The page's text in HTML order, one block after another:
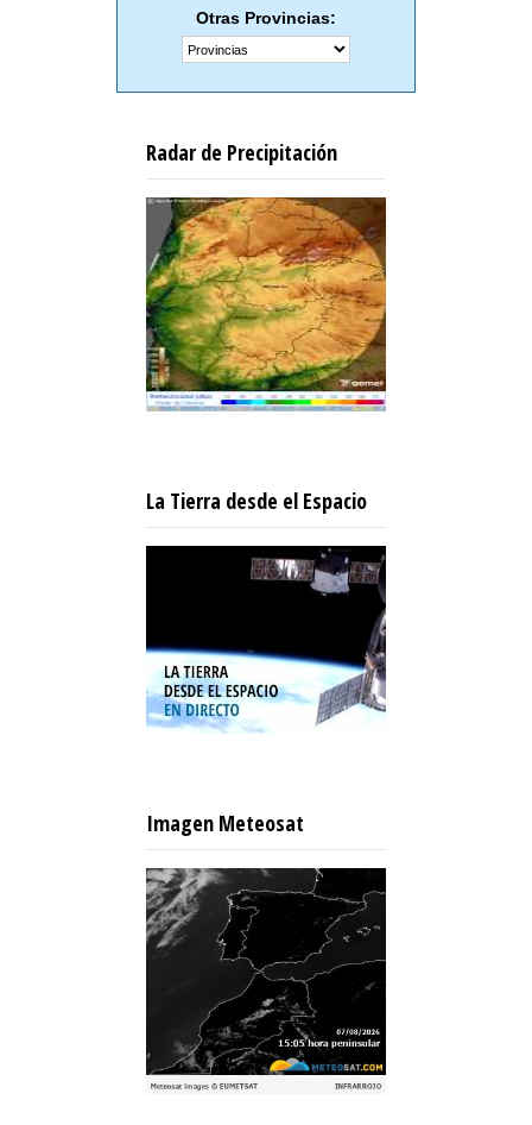
Otras Provincias:
Radar de Precipitación
La Tierra desde el Espacio
Imagen Meteosat